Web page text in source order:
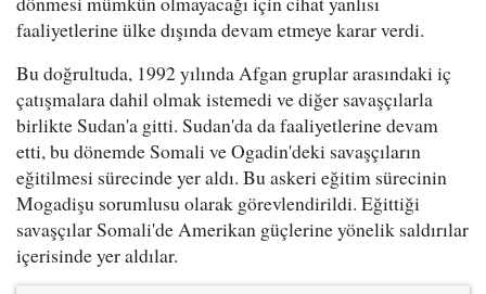
faaliyetlerine ülke dışında devam etmeye karar verdi.
Bu doğrultuda, 1992 yılında Afgan gruplar arasındaki iç
çatışmalara dahil olmak istemedi ve diğer savaşçılarla
birlikte Sudan'a gitti. Sudan'da da faaliyetlerine devam
etti, bu dönemde Somali ve Ogadin'deki savaşçıların
eğitilmesi sürecinde yer aldı. Bu askeri eğitim sürecinin
Mogadişu sorumlusu olarak görevlendirildi. Eğittiği
savaşçılar Somali'de Amerikan güçlerine yönelik saldırılar
içerisinde yer aldılar.